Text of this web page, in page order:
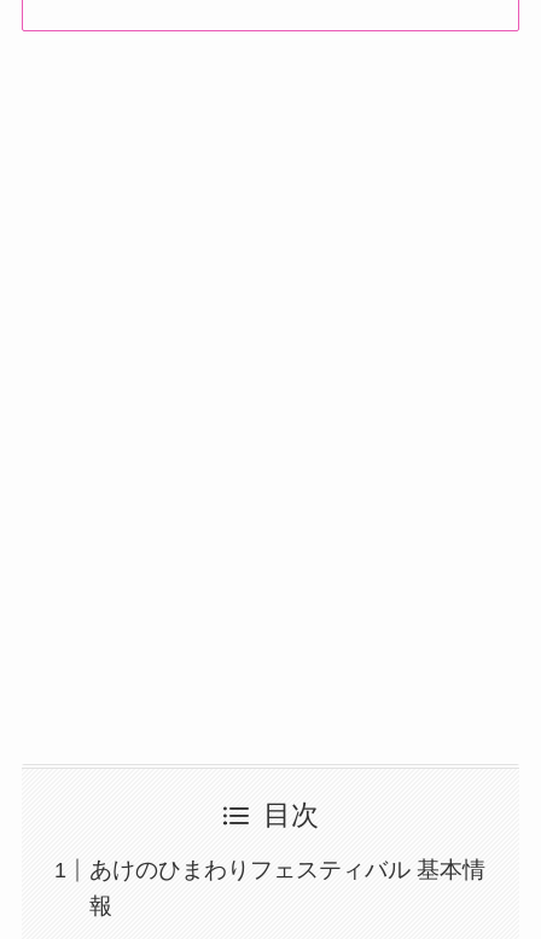
目次
あけのひまわりフェスティバル 基本情
報